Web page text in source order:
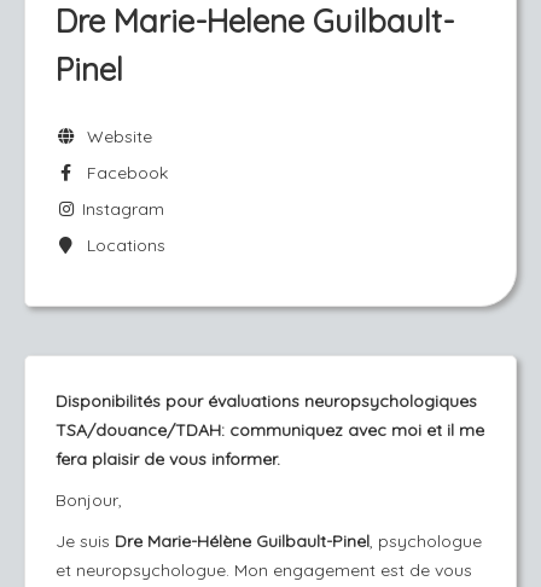
Dre Marie-Helene Guilbault-
Pinel
Website
Facebook
Instagram
Locations
Disponibilités pour évaluations neuropsychologiques
TSA/douance/TDAH: communiquez avec moi et il me
fera plaisir de vous informer.
Bonjour,
Je suis Dre Marie-Hélène Guilbault-Pinel, psychologue
et neuropsychologue. Mon engagement est de vous